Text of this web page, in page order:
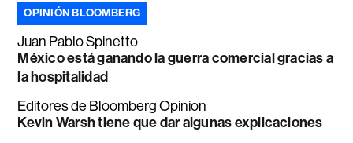
OPINIÓN BLOOMBERG
Juan Pablo Spinetto
México está ganando la guerra comercial gracias a
la hospitalidad
Editores de Bloomberg Opinion
Kevin Warsh tiene que dar algunas explicaciones